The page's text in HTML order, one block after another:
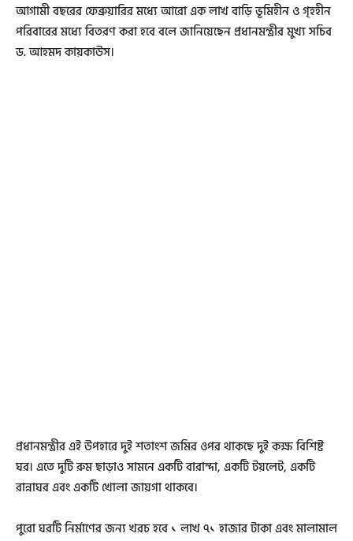
আগামী বছরের ফেব্রুয়ারির মধ্যে আরো এক লাখ বাড়ি ভূমিহীন ও গৃহহীন
পরিবারের মধ্যে বিতরণ করা হবে বলে জানিয়েছেন প্রধানমন্ত্রীর মুখ্য সচিব
ড. আহমদ কায়কাউস।
প্রধানমন্ত্রীর এই উপহারে দুই শতাংশ জমির ওপর থাকছে দুই কক্ষ বিশিষ্ট
ঘর। এতে দুটি রুম ছাড়াও সামনে একটি বারান্দা, একটি টয়লেট, একটি
রান্নাঘর এবং একটি খোলা জায়গা থাকবে।
পুরো ঘরটি নির্মাণের জন্য খরচ হবে ১ লাখ ৭১ হাজার টাকা এবং মালামাল